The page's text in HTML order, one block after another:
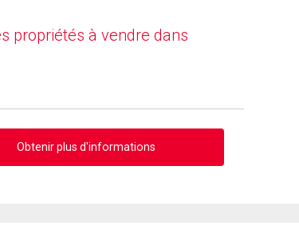
propriétés à vendre dans
Obtenir plus d'informations